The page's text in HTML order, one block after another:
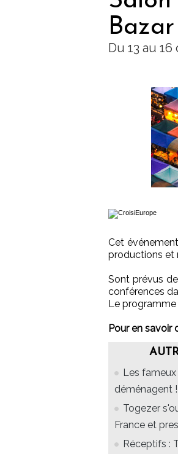
Du 13 au
Cet
productions et
Sont prévus
conférences
Le programme
Pour en savoir
Les
déménagent !
Togezer
France et
Réceptifs :